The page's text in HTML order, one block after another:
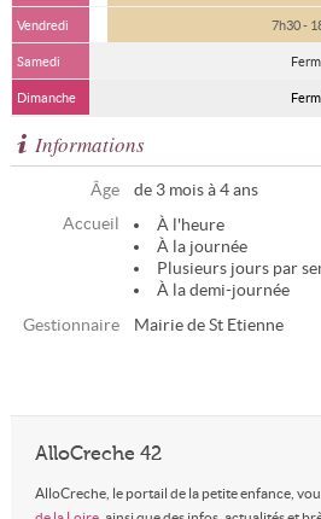
Vendredi 7h30 -
Samedi
Dimanche
Informations
Âge
de 3 mois à 4 ans
Accueil
À l'heure
À la journée
Plusieurs jours par
À la demi-journée
Gestionnaire
Mairie de St Etienne
AlloCreche 42
AlloCreche, le portail de la petite enfance,